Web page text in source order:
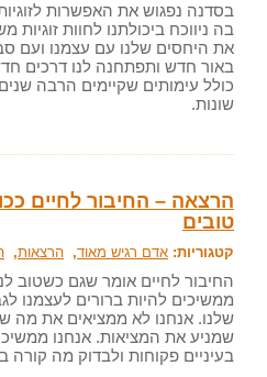
בסדנה נפגוש את האפשרות
בה ניווכח ביכולתנו לחוות
את היחסים שלנו עם עצמנו ועם
באור חדש ותפתחנה לנו דרכים
כולל עימותים שקיימים הרבה
שונות.
הרצאה – החיבור לחיים
טובים
קטגוריות: אדם רגיש מאוד, הרצאות,
החיבור לחיים אומר שגם כשטוב
ממשיכים להיות ברורים לעצמנו
שלנו. אנחנו לא ממציאים את מה
שמניע את המציאות. אנחנו
בעיניים פקוחות ולבדוק מה קורה